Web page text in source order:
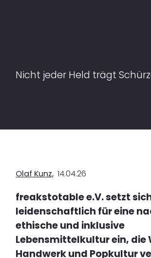
Nicht jeder Held trägt
Olaf Kunz, 14.04.26
freakstotable e.V. setzt
leidenschaftlich für eine
ethische und inklusive
Lebensmittelkultur ein, die
Handwerk und Popkultur